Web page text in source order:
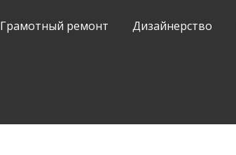
Грамотный ремонт Дизайнерство